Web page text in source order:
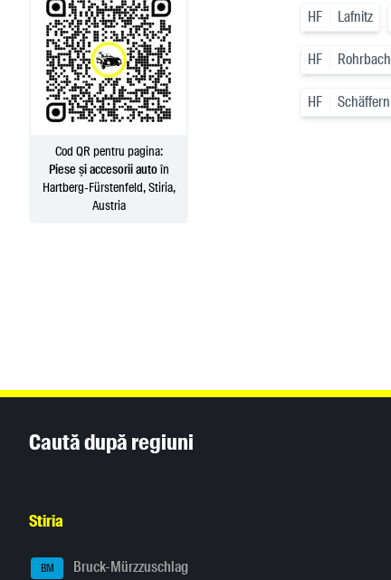
Cod QR pentru pagina:
Piese și accesorii autoîn
Hartberg-Fürstenfeld, Stiria,
Austria
HF Lafnitz
HF
HF Schäffern
Caută după regiuni
Stiria
BM Bruck-Mürzzuschlag